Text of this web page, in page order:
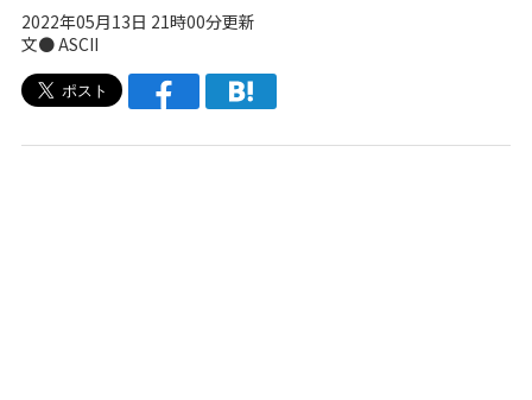
2022年05月13日 21時00分更新
文● ASCII